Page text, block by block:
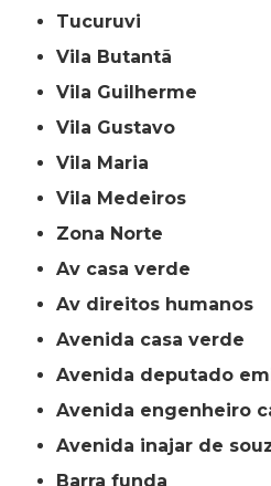
Tucuruvi
Vila Butantã
Vila Guilherme
Vila Gustavo
Vila Maria
Vila Medeiros
Zona Norte
av casa verde
av direitos humanos
avenida casa verde
avenida deputado
avenida engenheiro
avenida inajar de
barra funda